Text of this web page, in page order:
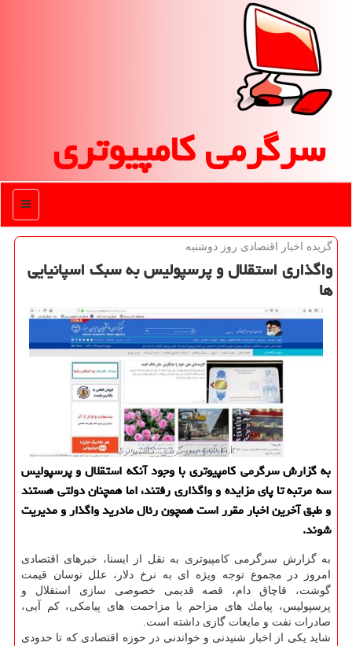
سرگرمی كامپیوتری
منو
گزیده اخبار اقتصادی روز دوشنبه
واگذاری استقلال و پرسپولیس به سبك اسپانیایی
ها
به گزارش سرگرمی كامپیوتری با وجود آنكه استقلال و پرسپولیس
سه مرتبه تا پای مزایده و واگذاری رفتند، اما همچنان دولتی هستند
و طبق آخرین اخبار مقرر است همچون رئال مادرید واگذار و مدیریت
شوند.
به گزارش سرگرمی كامپیوتری به نقل از ایسنا، خبرهای اقتصادی
امروز در مجموع توجه ویژه ای به نرخ دلار، علل نوسان قیمت
گوشت، قاچاق دام، قصه قدیمی خصوصی سازی استقلال و
پرسپولیس، پیامك های مزاحم یا مزاحمت های پیامكی، كم آبی،
صادرات نفت و مایعات گازی داشته است.
شاید یكی از اخبار شنیدنی و خواندنی در حوزه اقتصادی كه تا حدودی